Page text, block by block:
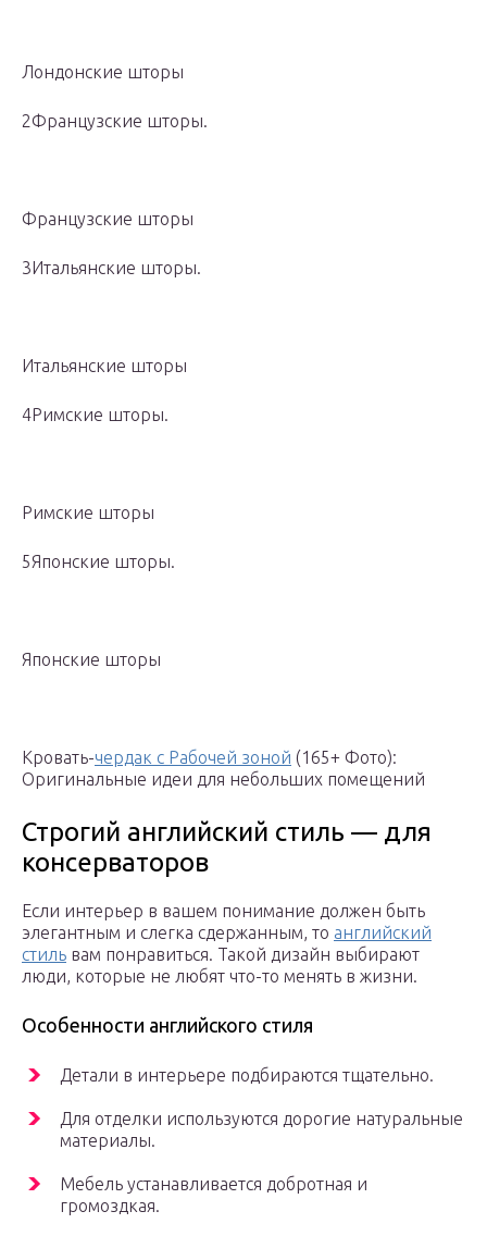
Лондонские шторы
2Французские шторы.
Французские шторы
3Итальянские шторы.
Итальянские шторы
4Римские шторы.
Римские шторы
5Японские шторы.
Японские шторы
Кровать-чердак с Рабочей зоной (165+ Фото):
Оригинальные идеи для небольших помещений
Строгий английский стиль — для
консерваторов
Если интерьер в вашем понимание должен быть
элегантным и слегка сдержанным, то английский
стиль вам понравиться. Такой дизайн выбирают
люди, которые не любят что-то менять в жизни.
Особенности английского стиля
Детали в интерьере подбираются тщательно.
Для отделки используются дорогие натуральные
материалы.
Мебель устанавливается добротная и
громоздкая.